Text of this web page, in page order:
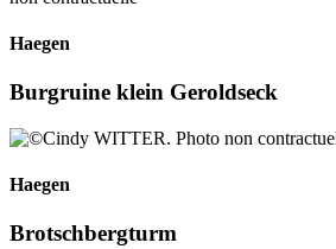
Haegen
Burgruine klein Geroldseck
Haegen
Brotschbergturm